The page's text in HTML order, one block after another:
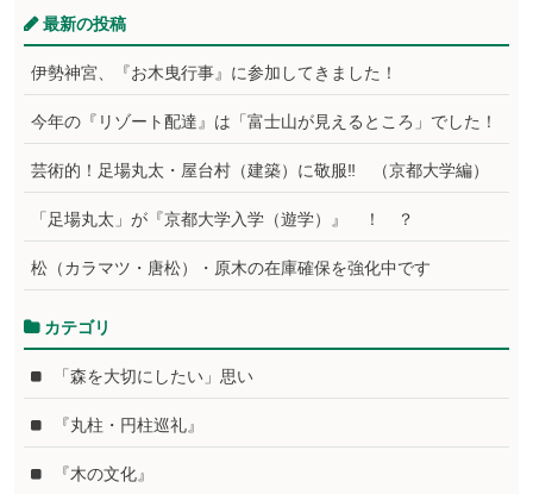
最新の投稿
伊勢神宮、『お木曳行事』に参加してきました！
今年の『リゾート配達』は「富士山が見えるところ」でした！
芸術的！足場丸太・屋台村（建築）に敬服‼ （京都大学編）
「足場丸太」が『京都大学入学（遊学）』 ！ ？
松（カラマツ・唐松）・原木の在庫確保を強化中です
カテゴリ
「森を大切にしたい」思い
『丸柱・円柱巡礼』
『木の文化』